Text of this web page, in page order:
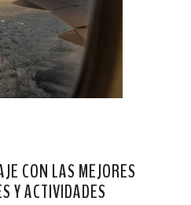
CON LAS MEJORES
Y ACTIVIDADES